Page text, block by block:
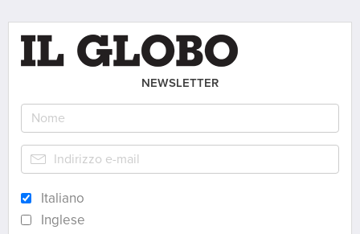
NEWSLETTER
Italiano
Inglese